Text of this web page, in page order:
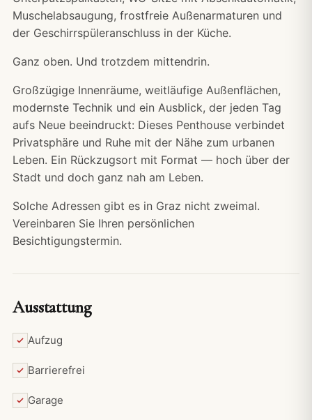
Muschelabsaugung, frostfreie Außenarmaturen und
der Geschirrspüleranschluss in der Küche.
Ganz oben. Und trotzdem mittendrin.
Großzügige Innenräume, weitläufige Außenflächen,
modernste Technik und ein Ausblick, der jeden Tag
aufs Neue beeindruckt: Dieses Penthouse verbindet
Privatsphäre und Ruhe mit der Nähe zum urbanen
Leben. Ein Rückzugsort mit Format — hoch über der
Stadt und doch ganz nah am Leben.
Solche Adressen gibt es in Graz nicht zweimal.
Vereinbaren Sie Ihren persönlichen
Besichtigungstermin.
Ausstattung
Aufzug
Barrierefrei
Garage